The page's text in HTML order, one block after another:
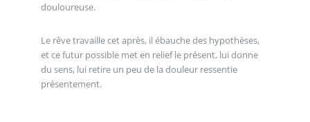
douloureuse.
Le rêve travaille cet après, il ébauche des hypothèses,
et ce futur possible met en relief le présent, lui donne
du sens, lui retire un peu de la douleur ressentie
présentement.